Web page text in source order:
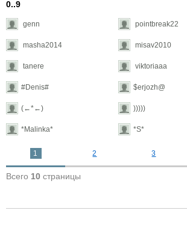
0..9
genn pointbreak22
masha2014 misav2010
tanere viktoriaaa
#Denis# $erjozh@
(←*←) )))))
*Malinka* *S*
1 2 3
Всего 10 страницы